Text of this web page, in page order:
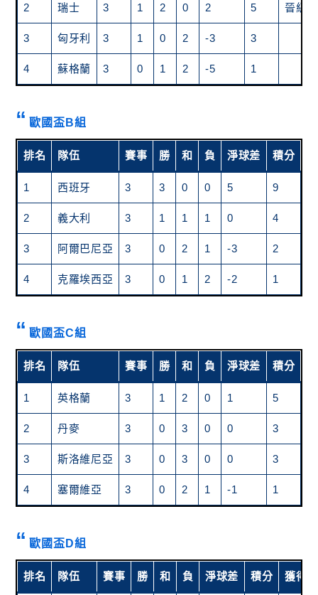
2 瑞士 3 1 2 0 2 5 晉級
3 匈牙利 3 1 0 2 -3 3
4 蘇格蘭 3 0 1 2 -5 1
歐國盃B組
排名 隊伍 賽事 勝 和 負 淨球差 積分
1 西班牙 3 3 0 0 5 9
2 義大利 3 1 1 1 0 4
3 阿爾巴尼亞 3 0 2 1 -3 2
4 克羅埃西亞 3 0 1 2 -2 1
歐國盃C組
排名 隊伍 賽事 勝 和 負 淨球差 積分
1 英格蘭 3 1 2 0 1 5
2 丹麥 3 0 3 0 0 3
3 斯洛維尼亞 3 0 3 0 0 3
4 塞爾維亞 3 0 2 1 -1 1
歐國盃D組
排名 隊伍 賽事 勝 和 負 淨球差 積分 獲得